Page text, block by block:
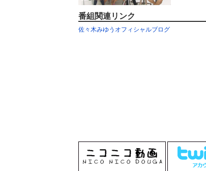
番組関連リンク
佐々木みゆうオフィシャルブログ